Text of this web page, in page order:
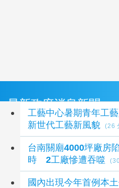
最新政府消息新聞
工藝中心暑期青年工
新世代工藝新風貌
(26
台南關廟4000坪廠房
時 2工廠慘遭吞噬
國內出現今年首例本